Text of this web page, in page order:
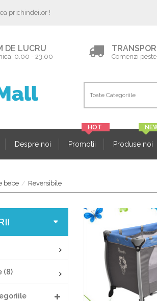
prichindeilor !
DE LUCRU
0.00 - 23.00 Comenzi
Despre noi Promotii Produse noi
bebe Reversibile
(8)